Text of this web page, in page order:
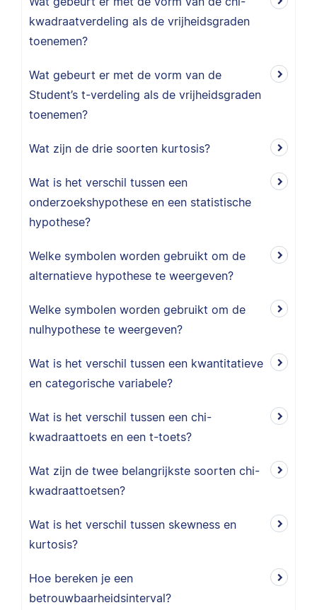
kwadraatverdeling als de vrijheidsgraden
toenemen?
Wat gebeurt er met de vorm van de
Student’s t-verdeling als de vrijheidsgraden
toenemen?
Wat zijn de drie soorten kurtosis?
Wat is het verschil tussen een
onderzoekshypothese en een statistische
hypothese?
Welke symbolen worden gebruikt om de
alternatieve hypothese te weergeven?
Welke symbolen worden gebruikt om de
nulhypothese te weergeven?
Wat is het verschil tussen een kwantitatieve
en categorische variabele?
Wat is het verschil tussen een chi-
kwadraattoets en een t-toets?
Wat zijn de twee belangrijkste soorten chi-
kwadraattoetsen?
Wat is het verschil tussen skewness en
kurtosis?
Hoe bereken je een
betrouwbaarheidsinterval?